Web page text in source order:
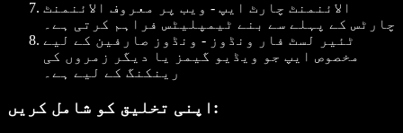
الائنمنٹ چارٹ ایپ - ویب پر معروف الائنمنٹ
چارٹس کے پہلے سے بنے ٹیمپلیٹس فراہم کرتی ہے۔
ٹئیر لسٹ فار ونڈوز - ونڈوز صارفین کے لیے
مخصوص ایپ جو ویڈیو گیمز یا دیگر زمروں کی
رینکنگ کے لیے ہے۔
اپنی تخلیق کو شامل کریں: